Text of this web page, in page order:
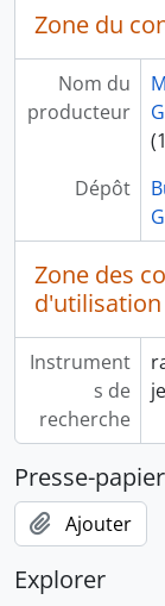
Zone du
Nom du
producteur
Dépôt
Zone des
d'utilisation
Instrument
s de
recherche
Presse-papier
Ajouter
Explorer